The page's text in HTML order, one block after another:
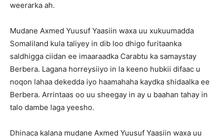
weerarka ah.
Mudane Axmed Yuusuf Yaasiin waxa uu xukuumadda
Somaliland kula taliyey in dib loo dhigo furitaanka
saldhigga ciidan ee imaaraadka Carabtu ka samaystay
Berbera. Lagana horreysiiyo in la keeno hubkii difaac u
noqon lahaa dekedda iyo haamahaha kaydka shidaalka ee
Berbera. Arrintaas oo uu sheegay in ay u baahan tahay in
talo dambe laga yeesho.
Dhinaca kalana mudane Axmed Yuusuf Yaasiin waxa uu